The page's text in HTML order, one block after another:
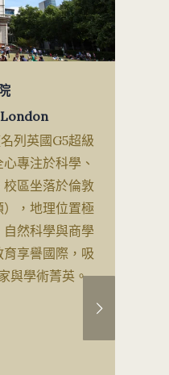
列英國G5超級
專注於科學、
區坐落於倫敦
，地理位置極
然科學與商學
享譽國際，吸
與學術菁英。